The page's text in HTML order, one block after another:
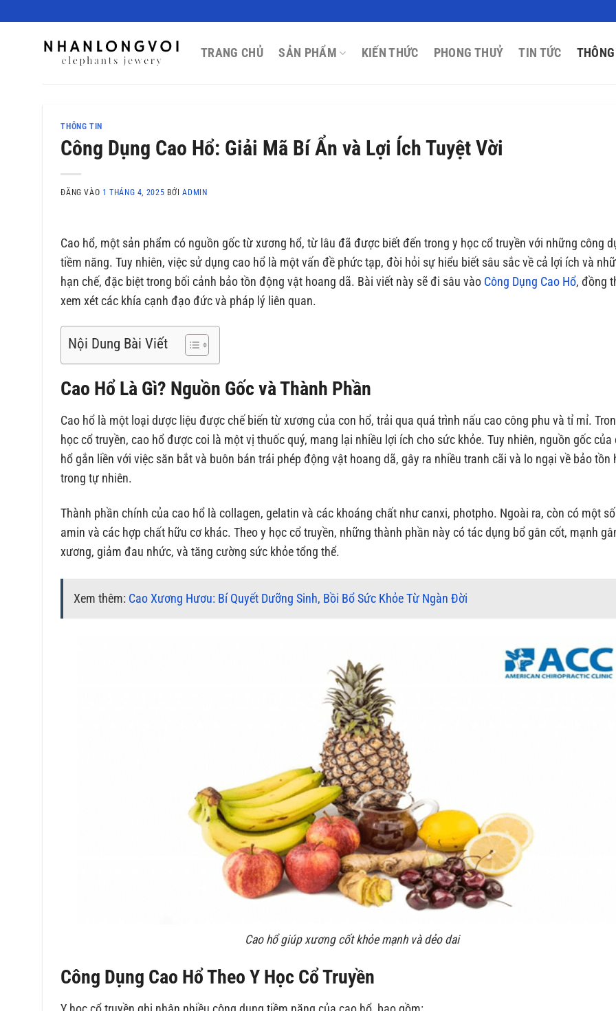
TRANG CHỦ SẢN PHẨM KIẾN THỨC PHONG THUỶ TIN TỨC
THÔNG TIN
Công Dụng Cao Hổ: Giải Mã Bí Ẩn và Lợi Ích Tuyệt Vời
ĐĂNG VÀO 1 THÁNG 4, 2025 BỞIADMIN
Cao hổ, một sản phẩm có nguồn gốc từ xương hổ, từ lâu đã được biết đến trong y học cổ truyền với những công
tiềm năng. Tuy nhiên, việc sử dụng cao hổ là một vấn đề phức tạp, đòi hỏi sự hiểu biết sâu sắc về cả lợi ích và
hạn chế, đặc biệt trong bối cảnh bảo tồn động vật hoang dã. Bài viết này sẽ đi sâu vào Công Dụng Cao Hổ, đồng
xem xét các khía cạnh đạo đức và pháp lý liên quan.
Nội Dung Bài Viết
Cao Hổ Là Gì? Nguồn Gốc và Thành Phần
Cao hổ là một loại dược liệu được chế biến từ xương của con hổ, trải qua quá trình nấu cao công phu và tỉ mỉ.
học cổ truyền, cao hổ được coi là một vị thuốc quý, mang lại nhiều lợi ích cho sức khỏe. Tuy nhiên, nguồn gốc của
hổ gắn liền với việc săn bắt và buôn bán trái phép động vật hoang dã, gây ra nhiều tranh cãi và lo ngại về bảo tồn
trong tự nhiên.
Thành phần chính của cao hổ là collagen, gelatin và các khoáng chất như canxi, photpho. Ngoài ra, còn có một
amin và các hợp chất hữu cơ khác. Theo y học cổ truyền, những thành phần này có tác dụng bổ gân cốt, mạnh
xương, giảm đau nhức, và tăng cường sức khỏe tổng thể.
Xem thêm: Cao Xương Hươu: Bí Quyết Dưỡng Sinh, Bồi Bổ Sức Khỏe Từ Ngàn Đời
Cao hổ giúp xương cốt khỏe mạnh và dẻo dai
Công Dụng Cao Hổ Theo Y Học Cổ Truyền